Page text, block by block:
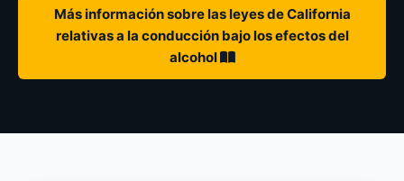
Más información sobre las leyes de California
relativas a la conducción bajo los efectos del
alcohol